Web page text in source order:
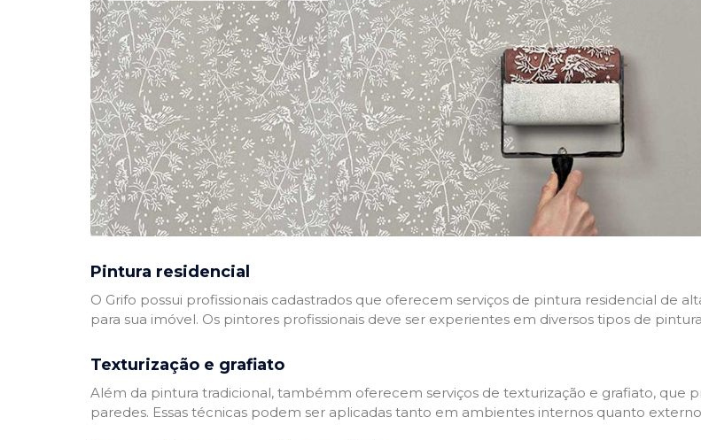
Pintura residencial
O Grifo possui profissionais cadastrados que oferecem serviços de pintura residencial de
para sua imóvel. Os pintores profissionais deve ser experientes em diversos tipos de
Texturização e grafiato
Além da pintura tradicional, tambémm oferecem serviços de texturização e grafiato, que
paredes. Essas técnicas podem ser aplicadas tanto em ambientes internos quanto